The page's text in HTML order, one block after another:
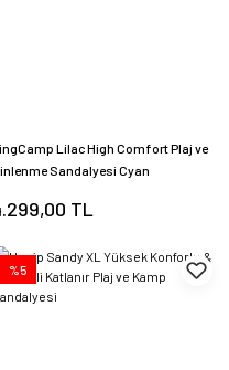
Lilac High Comfort Plaj ve
Sandalyesi Cyan
TL
%5